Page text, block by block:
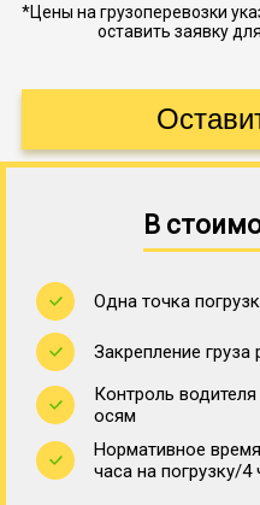
*Цены на грузоперевозки
оставить заявку
В
Одна точка
Закрепление
Контроль
осям
Нормативное
часа на погрузку/4